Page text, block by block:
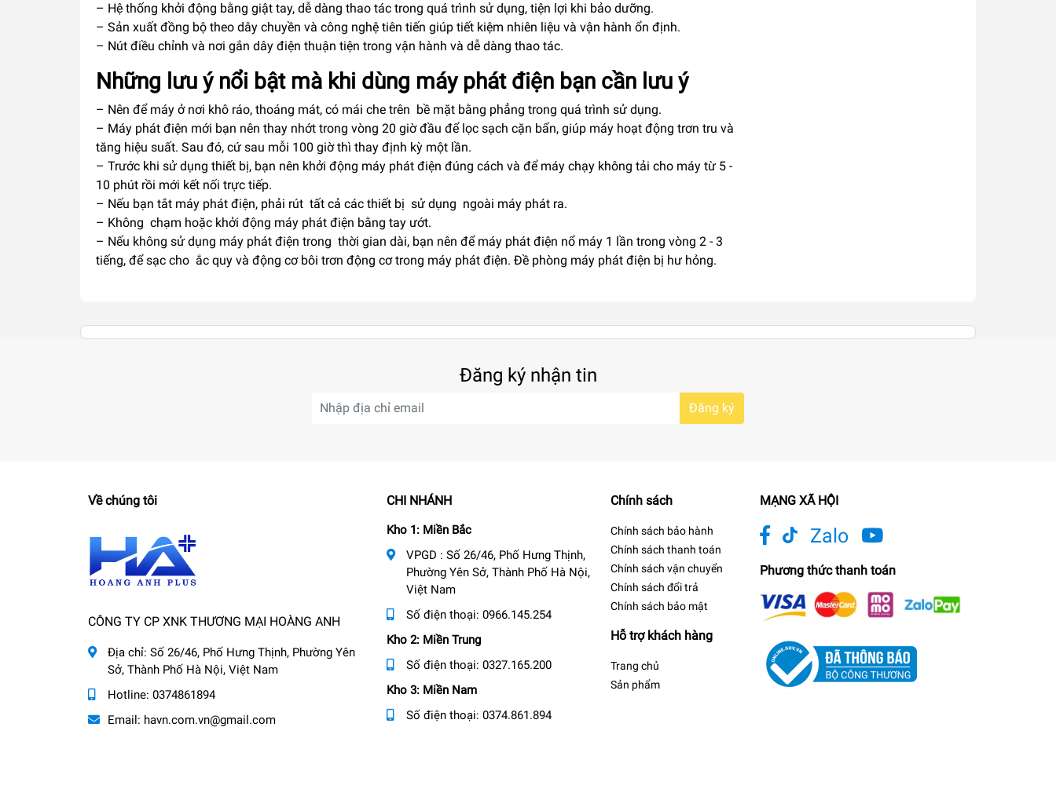
– Hệ thống khởi động bằng giật tay, dễ dàng thao tác trong quá trình sử dụng, tiện lợi khi bảo dưỡng.
– Sản xuất đồng bộ theo dây chuyền và công nghệ tiên tiến giúp tiết kiệm nhiên liệu và vận hành ổn định.
– Nút điều chỉnh và nơi gắn dây điện thuận tiện trong vận hành và dễ dàng thao tác.
Những lưu ý nổi bật mà khi dùng máy phát điện bạn cần lưu ý
– Nên để máy ở nơi khô ráo, thoáng mát, có mái che trên bề mặt bằng phẳng trong quá trình sử dụng.
– Máy phát điện mới bạn nên thay nhớt trong vòng 20 giờ đầu để lọc sạch cặn bẩn, giúp máy hoạt động trơn tru và
tăng hiệu suất. Sau đó, cứ sau mỗi 100 giờ thì thay định kỳ một lần.
– Trước khi sử dụng thiết bị, bạn nên khởi động máy phát điện đúng cách và để máy chạy không tải cho máy từ 5 -
10 phút rồi mới kết nối trực tiếp.
– Nếu bạn tắt máy phát điện, phải rút tất cả các thiết bị sử dụng ngoài máy phát ra.
– Không chạm hoặc khởi động máy phát điện bằng tay ướt.
– Nếu không sử dụng máy phát điện trong thời gian dài, bạn nên để máy phát điện nổ máy 1 lần trong vòng 2 - 3
tiếng, để sạc cho ắc quy và động cơ bôi trơn động cơ trong máy phát điện. Đề phòng máy phát điện bị hư hỏng.
Đăng ký nhận tin
Đăng ký
Về chúng tôi
CÔNG TY CP XNK THƯƠNG MẠI HOÀNG ANH
Địa chỉ: Số 26/46, Phố Hưng Thịnh, Phường Yên
Sở, Thành Phố Hà Nội, Việt Nam
Hotline: 0374861894
Email: havn.com.vn@gmail.com
CHI NHÁNH
Kho 1: Miền Bắc
VPGD : Số 26/46, Phố Hưng Thịnh,
Phường Yên Sở, Thành Phố Hà Nội,
Việt Nam
Số điện thoại: 0966.145.254
Kho 2: Miền Trung
Số điện thoại: 0327.165.200
Kho 3: Miền Nam
Số điện thoại: 0374.861.894
Chính sách
Chính sách bảo hành
Chính sách thanh toán
Chính sách vận chuyển
Chính sách đổi trả
Chính sách bảo mật
Hỗ trợ khách hàng
Trang chủ
Sản phẩm
MẠNG XÃ HỘI
Zalo
Phương thức thanh toán